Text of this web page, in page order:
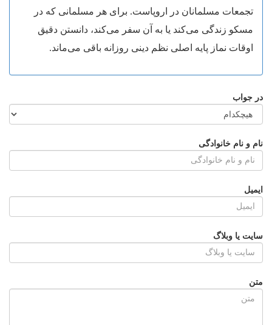
تجمعات مسلمانان در اروپاست. برای هر مسلمانی که در
مسکو زندگی می‌کند یا به آن سفر می‌کند، دانستن دقیق
اوقات نماز پایه اصلی نظم دینی روزانه باقی می‌ماند.
در جواب
نام و نام خانوادگی
ایمیل
سایت یا وبلاگ
متن